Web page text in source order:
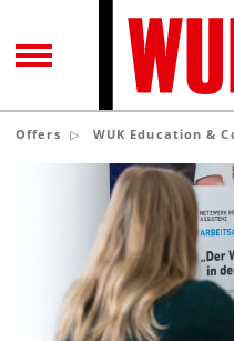
TOGGLE
Offers WUK Education &